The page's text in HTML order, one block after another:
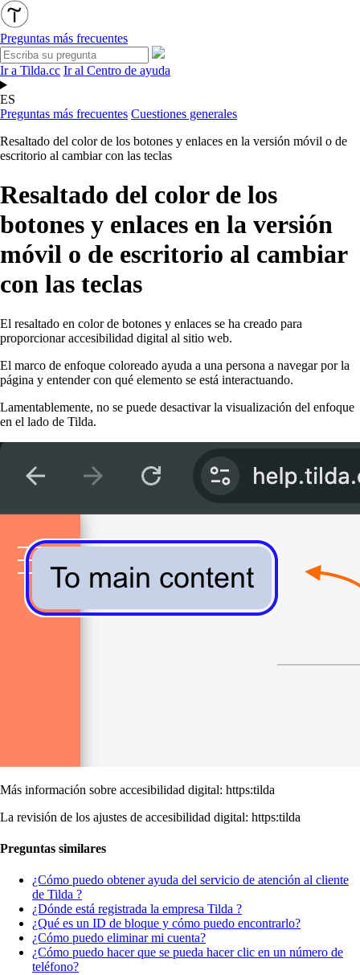
Preguntas más frecuentes
Ir a Tilda.cc Ir al Centro de ayuda
ES
Preguntas más frecuentes Cuestiones generales
Resaltado del color de los botones y enlaces en la versión móvil o de
escritorio al cambiar con las teclas
Resaltado del color de los
botones y enlaces en la versión
móvil o de escritorio al cambiar
con las teclas
El resaltado en color de botones y enlaces se ha creado para
proporcionar accesibilidad digital al sitio web.
El marco de enfoque coloreado ayuda a una persona a navegar por la
página y entender con qué elemento se está interactuando.
Lamentablemente, no se puede desactivar la visualización del enfoque
en el lado de Tilda.
Más información sobre accesibilidad digital: https:tilda
La revisión de los ajustes de accesibilidad digital: https:tilda
Preguntas similares
¿Cómo puedo obtener ayuda del servicio de atención al cliente
de Tilda ?
¿Dónde está registrada la empresa Tilda ?
¿Qué es un ID de bloque y cómo puedo encontrarlo?
¿Cómo puedo eliminar mi cuenta?
¿Cómo puedo hacer que se pueda hacer clic en un número de
teléfono?